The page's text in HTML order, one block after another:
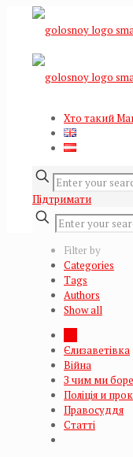
Хто такий
Підтримати
Filter by
Categories
Tags
Authors
Show all
Єлизаветівка
Війна
З чим ми
Поліція и
Правосуддя
Статті